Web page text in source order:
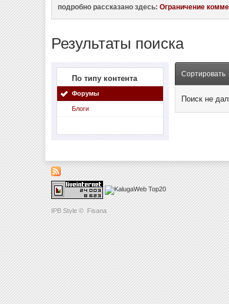
IPB Style © Fisana
подробно рассказано здесь:Ограничение
Результаты поиска
По типу контента
Форумы
Блоги
Сортировать
Поиск не